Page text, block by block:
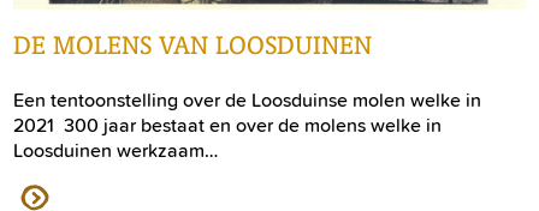
DE MOLENS VAN LOOSDUINEN
Een tentoonstelling over de Loosduinse molen welke in
2021 300 jaar bestaat en over de molens welke in
Loosduinen werkzaam…